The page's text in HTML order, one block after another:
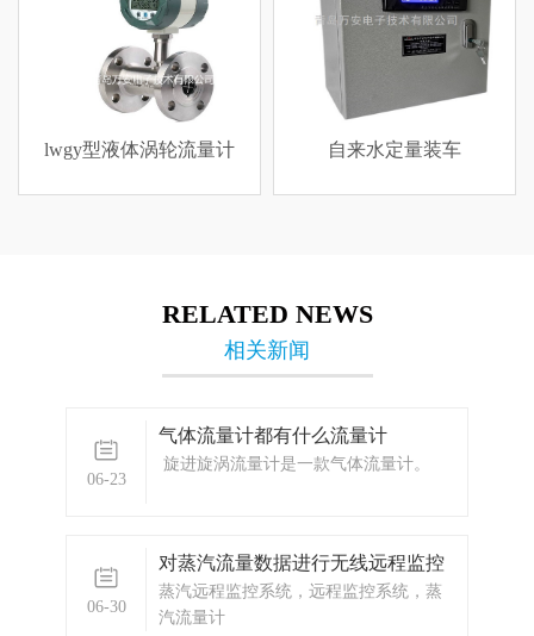
lwgy型液体涡轮流量计 自来水定量装车
RELATED NEWS
相关新闻
06-23
气体流量计都有什么流量计
旋进旋涡流量计是一款气体流量计。
06-30
对蒸汽流量数据进行无线远程监控
蒸汽远程监控系统，远程监控系统，蒸
汽流量计